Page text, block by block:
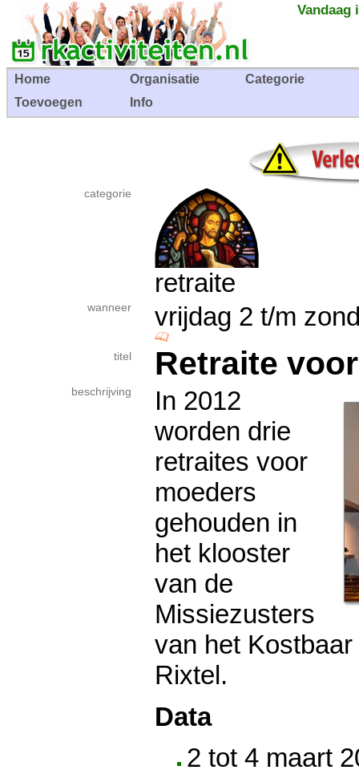
Vandaag
Home Organisatie
Categorie
Toevoegen
Info
categorie
retraite
wanneer vrijdag 2 t/m
titel Retraite
beschrijving
In 2012
worden drie
retraites voor
moeders
gehouden in
het klooster
van de
Missiezusters
van het
Rixtel.
Data
2 tot 4 maart